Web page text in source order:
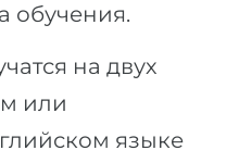
обучения.
на двух
или
языке